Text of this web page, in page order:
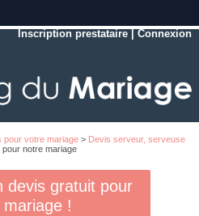
Inscription prestataire |Connexion
pour votre mariage> Devis serveur, serveuse
notre mariage
devis gratuit pour
!